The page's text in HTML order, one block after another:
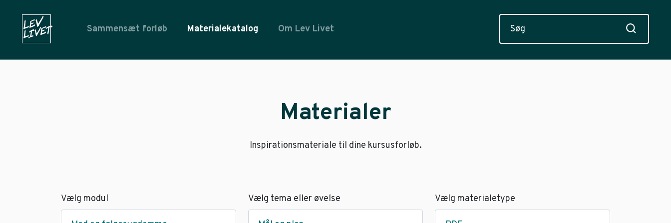
Sammensæt forløb Materialekatalog Om Lev Livet
Materialer
Inspirationsmateriale til dine kursusforløb.
Vælg modul Vælg tema eller øvelse Vælg materialetype